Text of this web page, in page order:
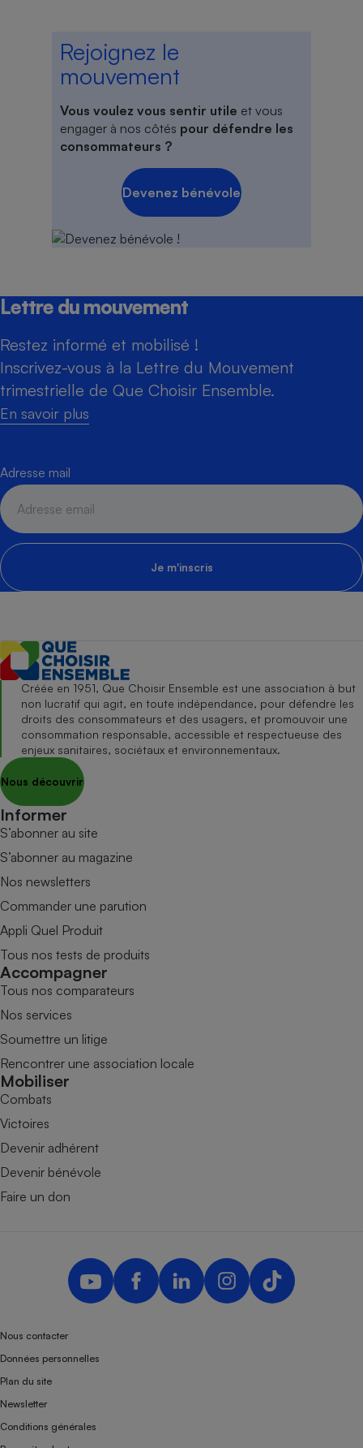
Rejoignez le
mouvement
Vous voulez vous sentir utile et vous
engager à nos côtés pour défendre les
consommateurs ?
Devenez bénévole
Lettre du mouvement
Restez informé et mobilisé !
Inscrivez-vous à la Lettre du Mouvement
trimestrielle de Que Choisir Ensemble.
En savoir plus
Adresse mail
Je m'inscris
Créée en 1951, Que Choisir Ensemble est une association à but
non lucratif qui agit, en toute indépendance, pour défendre les
droits des consommateurs et des usagers, et promouvoir une
consommation responsable, accessible et respectueuse des
enjeux sanitaires, sociétaux et environnementaux.
Nous découvrir
Informer
S’abonner au site
S’abonner au magazine
Nos newsletters
Commander une parution
Appli Quel Produit
Tous nos tests de produits
Accompagner
Tous nos comparateurs
Nos services
Soumettre un litige
Rencontrer une association locale
Mobiliser
Combats
Victoires
Devenir adhérent
Devenir bénévole
Faire un don
Nous contacter
Données personnelles
Plan du site
Newsletter
Conditions générales